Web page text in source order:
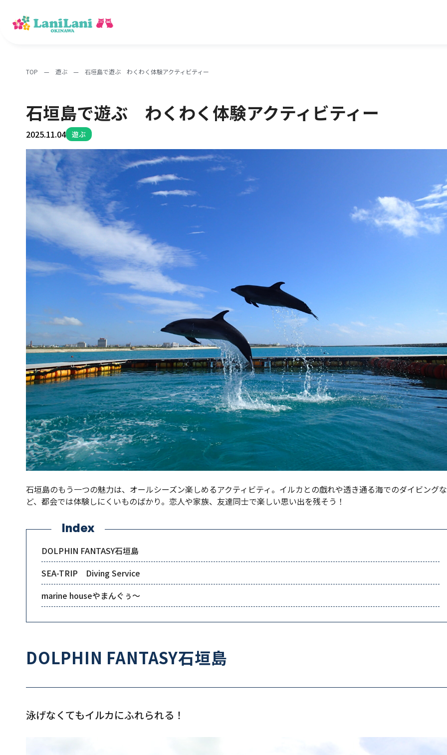
TOP — 遊ぶ — 石垣島で遊ぶ わくわく体験アクティビティー
石垣島で遊ぶ わくわく体験アクティビティー
2025.11.04 遊ぶ
石垣島のもう一つの魅力は、オールシーズン楽しめるアクティビティ。イルカとの戯れや透き通る海でのダイビングな
ど、都会では体験しにくいものばかり。恋人や家族、友達同士で楽しい思い出を残そう！
Index
DOLPHIN FANTASY石垣島
SEA-TRIP Diving Service
marine houseやまんぐぅ～
DOLPHIN FANTASY石垣島
泳げなくてもイルカにふれられる！